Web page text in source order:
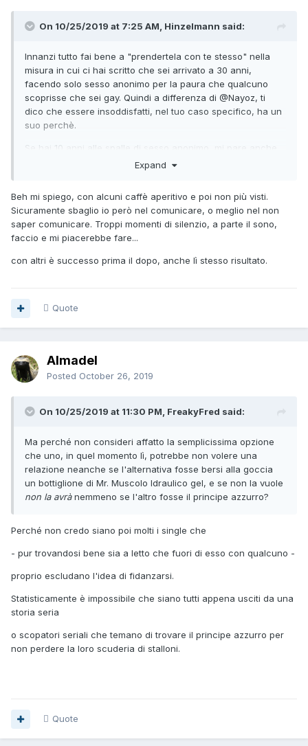
On 10/25/2019 at 7:25 AM, Hinzelmann said:
Innanzi tutto fai bene a "prendertela con te stesso" nella
misura in cui ci hai scritto che sei arrivato a 30 anni,
facendo solo sesso anonimo per la paura che qualcuno
scoprisse che sei gay. Quindi a differenza di @Nayoz, ti
dico che essere insoddisfatti, nel tuo caso specifico, ha un
suo perchè.
Se hai 10 anni alle spalle di sesso anonimo, mi pare anche
fisiologico che tu sappia scopare meglio di quanto tu non
Pur nella scarsezza delle indicazioni, se mi parli di "solite
frasi" mi pare che continui ad interpretare la parte dello
scopatore seriale, cioè segui un copione sperimentato che
funziona ma ha dei limiti
fare da Agosto perchè le cose cambiassero...per imparare a
Expand
Beh mi spiego, con alcuni caffè aperitivo e poi non più visti.
Sicuramente sbaglio io però nel comunicare, o meglio nel non
saper comunicare. Troppi momenti di silenzio, a parte il sono,
faccio e mi piacerebbe fare...
con altri è successo prima il dopo, anche lì stesso risultato.
Quote
Almadel
Posted October 26, 2019
On 10/25/2019 at 11:30 PM, FreakyFred said:
Ma perché non consideri affatto la semplicissima opzione
che uno, in quel momento lì, potrebbe non volere una
relazione neanche se l'alternativa fosse bersi alla goccia
un bottiglione di Mr. Muscolo Idraulico gel, e se non la vuole
non la avrànemmeno se l'altro fosse il principe azzurro?
Perché non credo siano poi molti i single che
- pur trovandosi bene sia a letto che fuori di esso con qualcuno -
proprio escludano l'idea di fidanzarsi.
Statisticamente è impossibile che siano tutti appena usciti da una
storia seria
o scopatori seriali che temano di trovare il principe azzurro per
non perdere la loro scuderia di stalloni.
Quote